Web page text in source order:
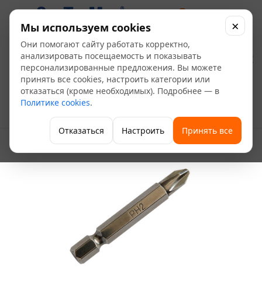
Бита 50 мм РН2 Ермак
Главная — Каталог — Инструменты и хозтовары —
Инструменты — Расходные материалы и аксессуары —
Мы используем cookies
Они помогают сайту работать корректно,
анализировать посещаемость и показывать
персонализированные предложения. Вы можете
принять все cookies, настроить категории или
отказаться (кроме необходимых). Подробнее — в
Политике cookies.
Отказаться Настроить Принять все
×